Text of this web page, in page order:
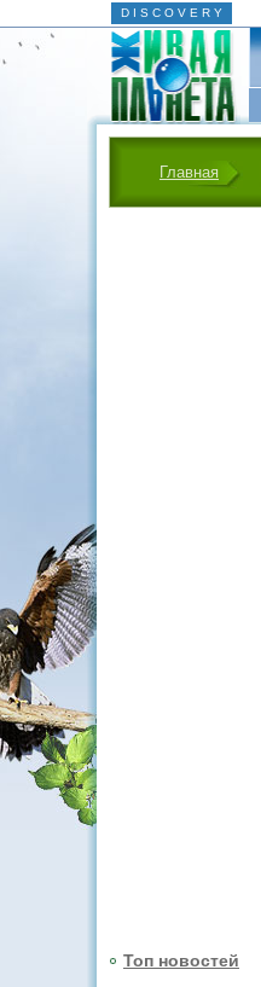
D I S C O V E R Y
Главная
Топ новостей